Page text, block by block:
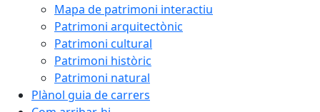
Mapa de patrimoni interactiu
Patrimoni arquitectònic
Patrimoni cultural
Patrimoni històric
Patrimoni natural
Plànol guia de carrers